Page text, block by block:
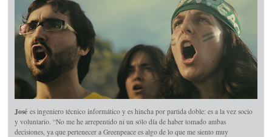
José es ingeniero técnico informático y es hincha por partida doble: es a la vez socio
y voluntario. “No me he arrepentido ni un sólo día de haber tomado ambas
decisiones, ya que pertenecer a Greenpeace es algo de lo que me siento muy